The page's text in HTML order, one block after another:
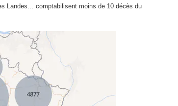
Landes… comptabilisent moins de 10 décès du